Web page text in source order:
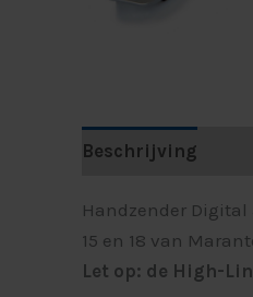
Beschrijving
Handzender
15 en 18 van
Let op: de High-